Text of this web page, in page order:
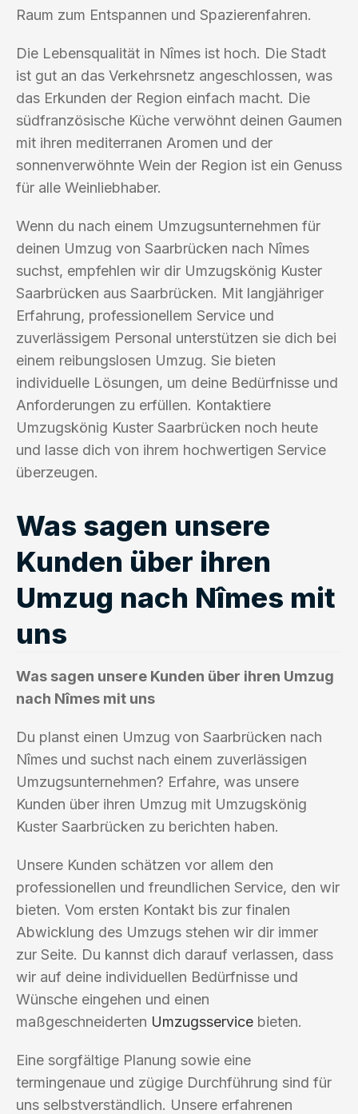
Raum zum Entspannen und Spazierenfahren.
Die Lebensqualität in Nîmes ist hoch. Die Stadt
ist gut an das Verkehrsnetz angeschlossen, was
das Erkunden der Region einfach macht. Die
südfranzösische Küche verwöhnt deinen Gaumen
mit ihren mediterranen Aromen und der
sonnenverwöhnte Wein der Region ist ein Genuss
für alle Weinliebhaber.
Wenn du nach einem Umzugsunternehmen für
deinen Umzug von Saarbrücken nach Nîmes
suchst, empfehlen wir dir Umzugskönig Kuster
Saarbrücken aus Saarbrücken. Mit langjähriger
Erfahrung, professionellem Service und
zuverlässigem Personal unterstützen sie dich bei
einem reibungslosen Umzug. Sie bieten
individuelle Lösungen, um deine Bedürfnisse und
Anforderungen zu erfüllen. Kontaktiere
Umzugskönig Kuster Saarbrücken noch heute
und lasse dich von ihrem hochwertigen Service
überzeugen.
Was sagen unsere
Kunden über ihren
Umzug nach Nîmes mit
uns
Was sagen unsere Kunden über ihren Umzug
nach Nîmes mit uns
Du planst einen Umzug von Saarbrücken nach
Nîmes und suchst nach einem zuverlässigen
Umzugsunternehmen? Erfahre, was unsere
Kunden über ihren Umzug mit Umzugskönig
Kuster Saarbrücken zu berichten haben.
Unsere Kunden schätzen vor allem den
professionellen und freundlichen Service, den wir
bieten. Vom ersten Kontakt bis zur finalen
Abwicklung des Umzugs stehen wir dir immer
zur Seite. Du kannst dich darauf verlassen, dass
wir auf deine individuellen Bedürfnisse und
Wünsche eingehen und einen
maßgeschneiderten Umzugsservice bieten.
Eine sorgfältige Planung sowie eine
termingenaue und zügige Durchführung sind für
uns selbstverständlich. Unsere erfahrenen